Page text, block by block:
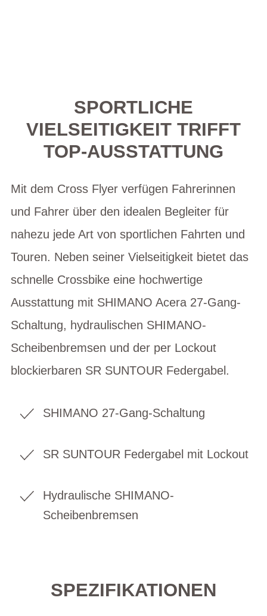
SPORTLICHE
VIELSEITIGKEIT TRIFFT
TOP-AUSSTATTUNG
Mit dem Cross Flyer verfügen Fahrerinnen
und Fahrer über den idealen Begleiter für
nahezu jede Art von sportlichen Fahrten und
Touren. Neben seiner Vielseitigkeit bietet das
schnelle Crossbike eine hochwertige
Ausstattung mit SHIMANO Acera 27-Gang-
Schaltung, hydraulischen SHIMANO-
Scheibenbremsen und der per Lockout
blockierbaren SR SUNTOUR Federgabel.
SHIMANO 27-Gang-Schaltung
SR SUNTOUR Federgabel mit Lockout
Hydraulische SHIMANO-
Scheibenbremsen
SPEZIFIKATIONEN